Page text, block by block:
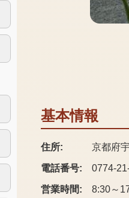
基本情報
住所: 京都府
電話番号: 0774-
営業時間: 8:30～